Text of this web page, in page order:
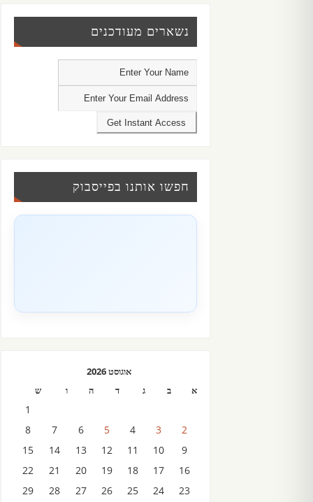
נשארים מעודכנים
חפשו אותנו בפייסבוק
אוגוסט 2026
א
ב ג ד ה ו ש
1
2
3
4
5
6
7
8
9
10
11
12
13
14
15
16
17
18
19
20
21
22
23
24
25
26
27
28
29